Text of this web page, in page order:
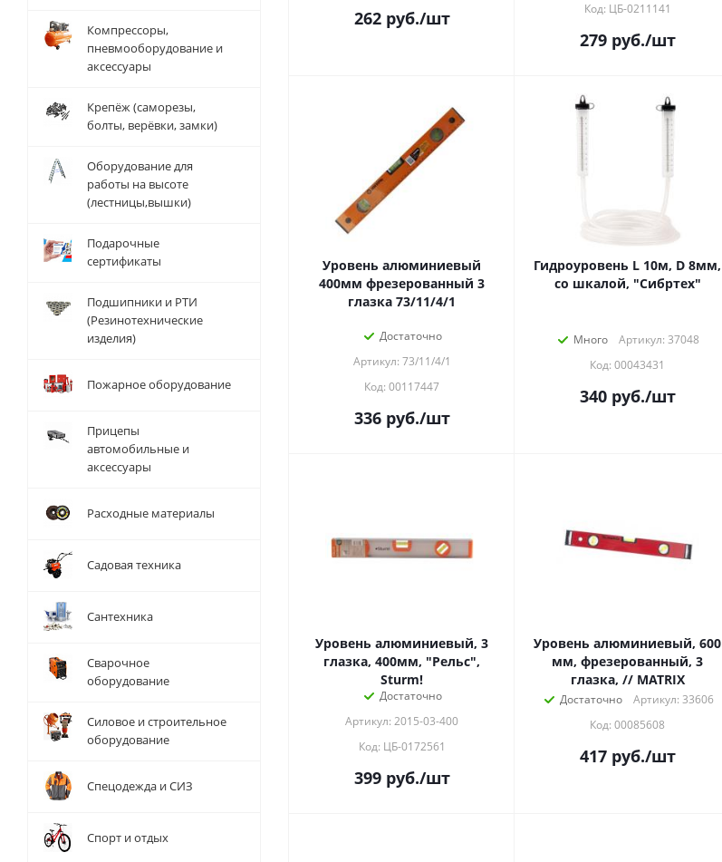
262руб./шт
Код: ЦБ-0211141
279руб./шт
Уровень алюминиевый
400мм фрезерованный 3
глазка 73/11/4/1
Достаточно
Артикул: 73/11/4/1
Код: 00117447
336руб./шт
Гидроуровень L 10м, D 8мм,
со шкалой, "Сибртех"
Много
Артикул: 37048
Код: 00043431
340руб./шт
Уровень алюминиевый, 3
глазка, 400мм, "Рельс",
Sturm!
Достаточно
Артикул: 2015-03-400
Код: ЦБ-0172561
399руб./шт
Уровень алюминиевый, 600
мм, фрезерованный, 3
глазка, // MATRIX
Достаточно
Артикул: 33606
Код: 00085608
417руб./шт
Компрессоры,
пневмооборудование и
аксессуары
Крепёж (саморезы,
болты, верёвки, замки)
Оборудование для
работы на высоте
(лестницы,вышки)
Подарочные
сертификаты
Подшипники и РТИ
(Резинотехнические
изделия)
Пожарное оборудование
Прицепы
автомобильные и
аксессуары
Расходные материалы
Садовая техника
Сантехника
Сварочное
оборудование
Силовое и строительное
оборудование
Спецодежда и СИЗ
Спорт и отдых